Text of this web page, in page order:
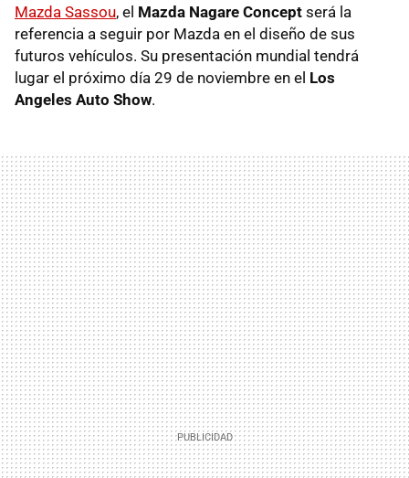
Mazda Sassou, el Mazda Nagare Concept será la
referencia a seguir por Mazda en el diseño de sus
futuros vehículos. Su presentación mundial tendrá
lugar el próximo día 29 de noviembre en el Los
Angeles Auto Show.